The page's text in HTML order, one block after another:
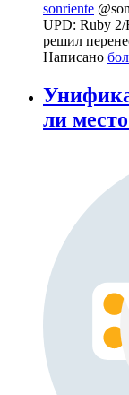
sonriente
UPD: Ruby 2/
решил
Написано
ли